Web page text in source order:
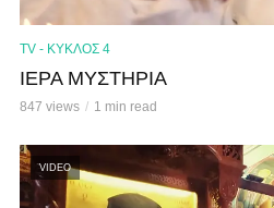
TV - ΚΥΚΛΟΣ 4
ΙΕΡΑ ΜΥΣΤΗΡΙΑ
847 views 1 min read
VIDEO